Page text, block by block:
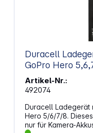
Duracell
Artikel-Nr.:
492074
Duracell Ladegerät
Hero 5/6/7/8.
nur für Kamera-